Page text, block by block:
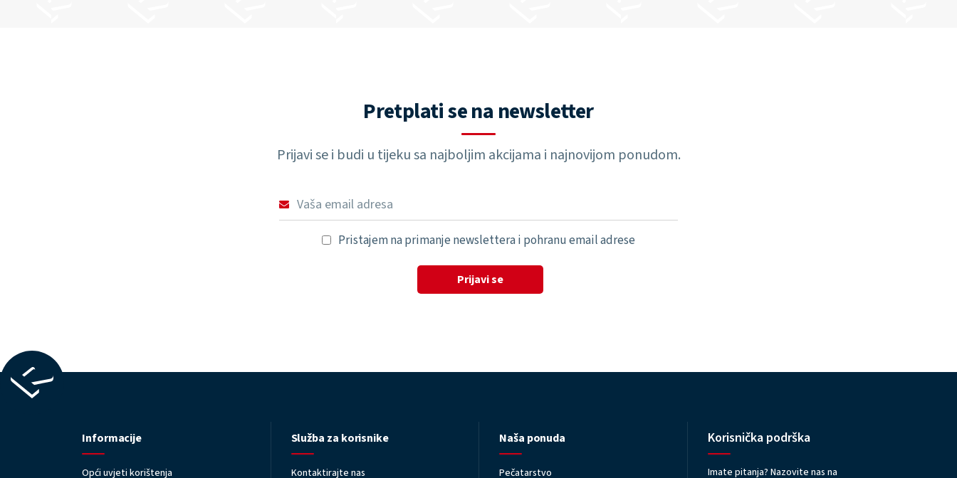
Pretplati se na newsletter
Prijavi se i budi u tijeku sa najboljim akcijama i najnovijom ponudom.
Pristajem na primanje newslettera i pohranu email adrese
Prijavi se
Informacije
Opći uvjeti korištenja
Služba za korisnike
Kontaktirajte nas
Naša ponuda
Pečatarstvo
Korisnička podrška
Imate pitanja? Nazovite nas na